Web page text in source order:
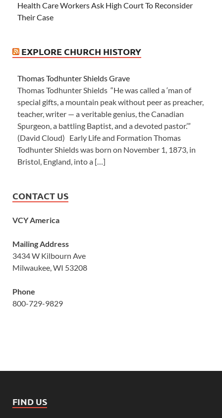
Health Care Workers Ask High Court To Reconsider
Their Case
EXPLORE CHURCH HISTORY
Thomas Todhunter Shields Grave
Thomas Todhunter Shields “He was called a ‘man of
special gifts, a mountain peak without peer as preacher,
teacher, writer — a veritable genius, the Canadian
Spurgeon, a battling Baptist, and a devoted pastor.’”
(David Cloud) Early Life and Formation Thomas
Todhunter Shields was born on November 1, 1873, in
Bristol, England, into a […]
CONTACT US
VCY America
Mailing Address
3434 W Kilbourn Ave
Milwaukee, WI 53208
Phone
800-729-9829
FIND US